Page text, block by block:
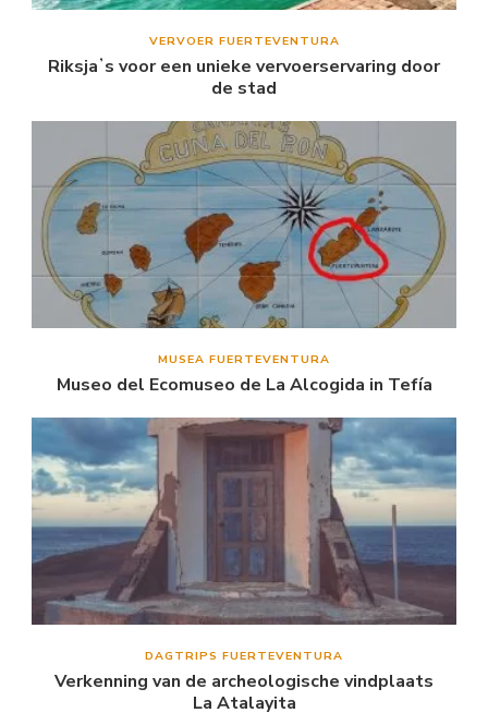
VERVOER FUERTEVENTURA
Riksjaʼs voor een unieke vervoerservaring door
de stad
MUSEA FUERTEVENTURA
Museo del Ecomuseo de La Alcogida in Tefía
DAGTRIPS FUERTEVENTURA
Verkenning van de archeologische vindplaats
La Atalayita